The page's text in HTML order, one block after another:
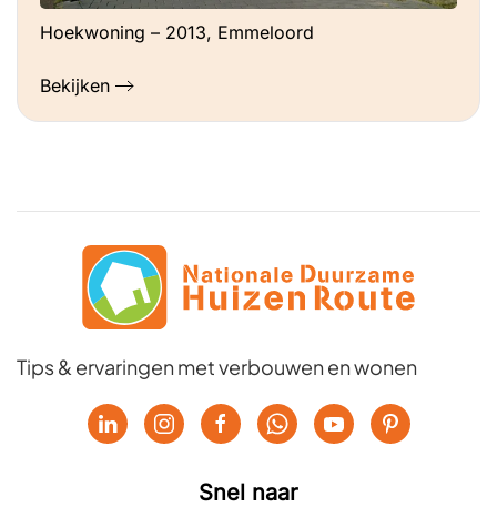
Hoekwoning – 2013, Emmeloord
Bekijken
Tips & ervaringen met verbouwen en wonen
Snel naar